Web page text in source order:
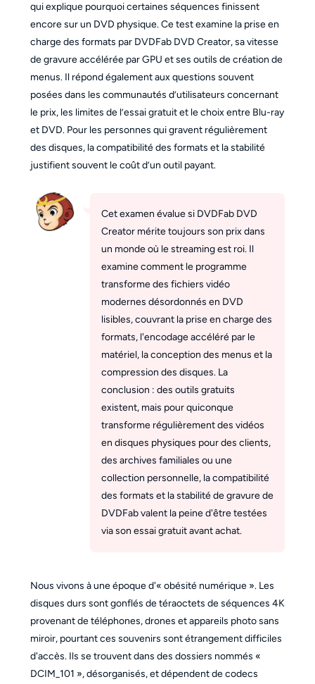
qui explique pourquoi certaines séquences finissent
encore sur un DVD physique. Ce test examine la prise en
charge des formats par DVDFab DVD Creator, sa vitesse
de gravure accélérée par GPU et ses outils de création de
menus. Il répond également aux questions souvent
posées dans les communautés d’utilisateurs concernant
le prix, les limites de l’essai gratuit et le choix entre Blu-ray
et DVD. Pour les personnes qui gravent régulièrement
des disques, la compatibilité des formats et la stabilité
justifient souvent le coût d’un outil payant.
Cet examen évalue si DVDFab DVD
Creator mérite toujours son prix dans
un monde où le streaming est roi. Il
examine comment le programme
transforme des fichiers vidéo
modernes désordonnés en DVD
lisibles, couvrant la prise en charge des
formats, l'encodage accéléré par le
matériel, la conception des menus et la
compression des disques. La
conclusion : des outils gratuits
existent, mais pour quiconque
transforme régulièrement des vidéos
en disques physiques pour des clients,
des archives familiales ou une
collection personnelle, la compatibilité
des formats et la stabilité de gravure de
DVDFab valent la peine d'être testées
via son essai gratuit avant achat.
Nous vivons à une époque d'« obésité numérique ». Les
disques durs sont gonflés de téraoctets de séquences 4K
provenant de téléphones, drones et appareils photo sans
miroir, pourtant ces souvenirs sont étrangement difficiles
d'accès. Ils se trouvent dans des dossiers nommés «
DCIM_101 », désorganisés, et dépendent de codecs